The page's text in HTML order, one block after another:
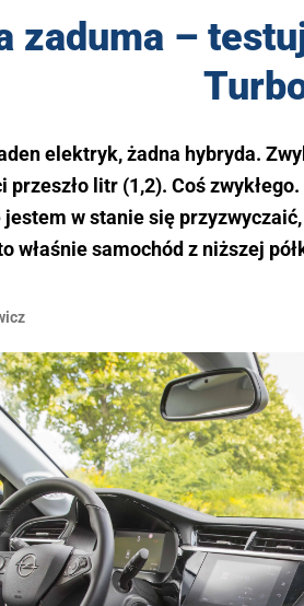
zaduma –
elektryk, żadna hybryda.
przeszło litr (1,2). Coś
w stanie się
właśnie samochód z niższej